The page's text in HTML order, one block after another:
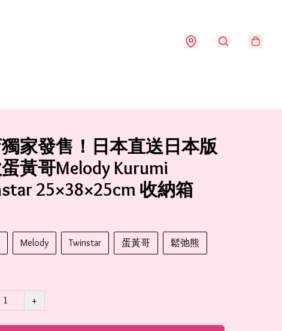
家發售！日本直送日本版
黃哥Melody Kurumi
25×38×25cm 收納箱
Melody Twinstar 蛋黃哥 鬆弛熊
+